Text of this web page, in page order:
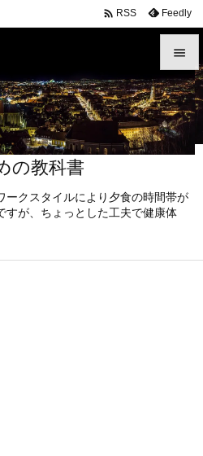
の教科書
ークスタイルにより夕食の時間帯が
すが、ちょっとした工夫で健康体


メニュ

サイド

 RSS Feedly